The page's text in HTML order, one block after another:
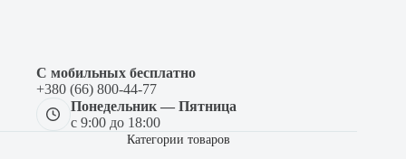
С мобильных бесплатно
+380 (66) 800-44-77
Понедельник — Пятница
с 9:00 до 18:00
Категории товаров